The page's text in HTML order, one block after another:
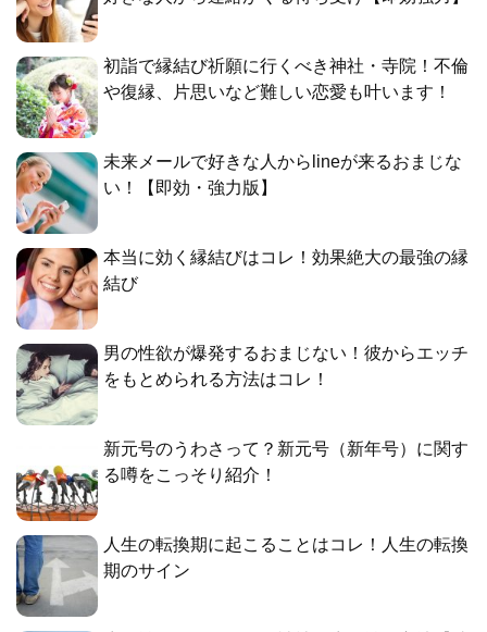
初詣で縁結び祈願に行くべき神社・寺院！不倫
や復縁、片思いなど難しい恋愛も叶います！
未来メールで好きな人からlineが来るおまじな
い！【即効・強力版】
本当に効く縁結びはコレ！効果絶大の最強の縁
結び
男の性欲が爆発するおまじない！彼からエッチ
をもとめられる方法はコレ！
新元号のうわさって？新元号（新年号）に関す
る噂をこっそり紹介！
人生の転換期に起こることはコレ！人生の転換
期のサイン